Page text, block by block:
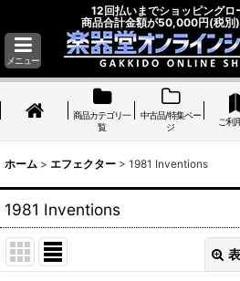
12回払いまでショッピングロ
商品合計金額が50,000円(税別)
メニュー
商品カテゴリ一
覧
中古品/特集ペー
ジ
ご利
ホーム > エフェクター > 1981 Inventions
1981 Inventions